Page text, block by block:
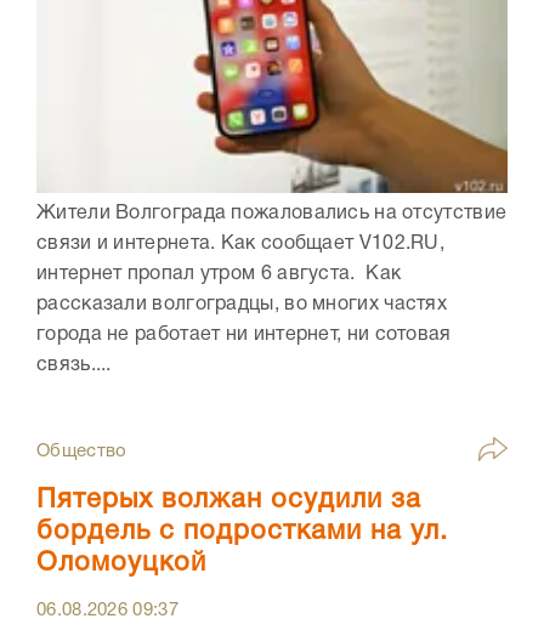
Жители Волгограда пожаловались на отсутствие
связи и интернета. Как сообщает V102.RU,
интернет пропал утром 6 августа. Как
рассказали волгоградцы, во многих частях
города не работает ни интернет, ни сотовая
связь....
Общество
Пятерых волжан осудили за
бордель с подростками на ул.
Оломоуцкой
06.08.202609:37